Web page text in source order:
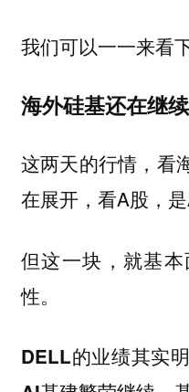
我们可以一一来看
海外硅基还在继续
这两天的行情，看
在展开，看A股，是
但这一块，就基
性。
DELL的业绩其实